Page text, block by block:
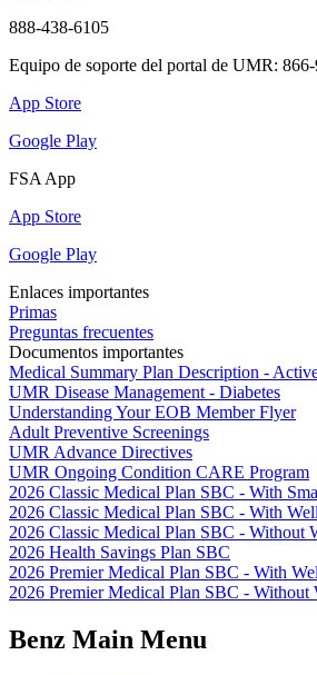
888-438-6105
Equipo de soporte del portal de UMR:
App Store
Google Play
FSA App
App Store
Google Play
Enlaces importantes
Primas
Preguntas frecuentes
Documentos importantes
Medical Summary Plan Description -
UMR Disease Management - Diabetes
Understanding Your EOB Member Flyer
Adult Preventive Screenings
UMR Advance Directives
UMR Ongoing Condition CARE Program
2026 Classic Medical Plan SBC - With
2026 Classic Medical Plan SBC - With
2026 Classic Medical Plan SBC - Without
2026 Health Savings Plan SBC
2026 Premier Medical Plan SBC - With
2026 Premier Medical Plan SBC - Without
Benz Main Menu